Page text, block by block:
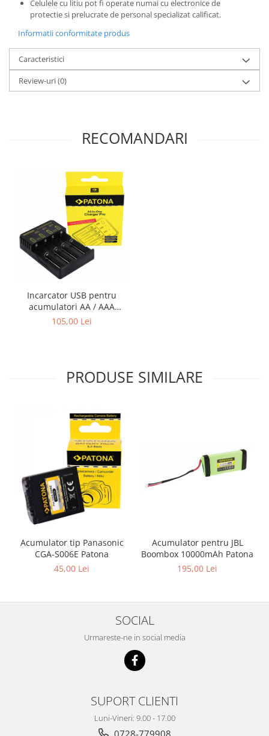
Celulele cu litiu pot fi operate numai cu electronice de
protectie si prelucrate de personal specializat calificat.
Informatii conformitate produs
Caracteristici
Review-uri(0)
RECOMANDARI
Incarcator USB pentru
acumulatori AA / AAA
CR123A Patona
105,00 Lei
PRODUSE SIMILARE
Acumulator tip Panasonic
CGA-S006E Patona
45,00 Lei
Acumulator pentru JBL
Boombox 10000mAh Patona
195,00 Lei
SOCIAL
Urmareste-ne in social media
SUPORT CLIENTI
Luni-Vineri: 9.00 - 17.00